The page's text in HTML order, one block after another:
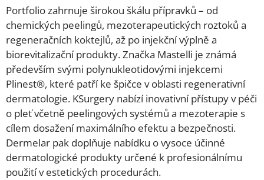
Portfolio zahrnuje širokou škálu přípravků – od
chemických peelingů, mezoterapeutických roztoků a
regeneračních koktejlů, až po injekční výplně a
biorevitalizační produkty. Značka Mastelli je známá
především svými polynukleotidovými injekcemi
Plinest®, které patří ke špičce v oblasti regenerativní
dermatologie. KSurgery nabízí inovativní přístupy v péči
o pleť včetně peelingových systémů a mezoterapie s
cílem dosažení maximálního efektu a bezpečnosti.
Dermelar pak doplňuje nabídku o vysoce účinné
dermatologické produkty určené k profesionálnímu
použití v estetických procedurách.